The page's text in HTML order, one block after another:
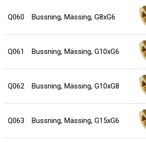
Q060 Bussning, Mässing, G8xG6
Q061 Bussning, Mässing, G10xG6
Q062 Bussning, Mässing, G10xG8
Q063 Bussning, Mässing, G15xG6